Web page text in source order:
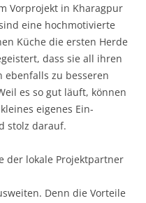
Vor­projekt in Kharagpur
eine hochmotivierte
Küche die ersten Herde
dass sie all ihren
zu besseren
es so gut läuft, können
eigenes Ein­
stolz darauf.
der lokale Projekt­partner
Denn die Vorteile